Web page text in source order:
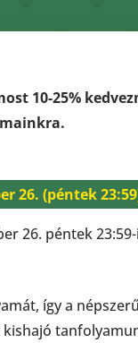
10-25%
26. (péntek
26. péntek
így a